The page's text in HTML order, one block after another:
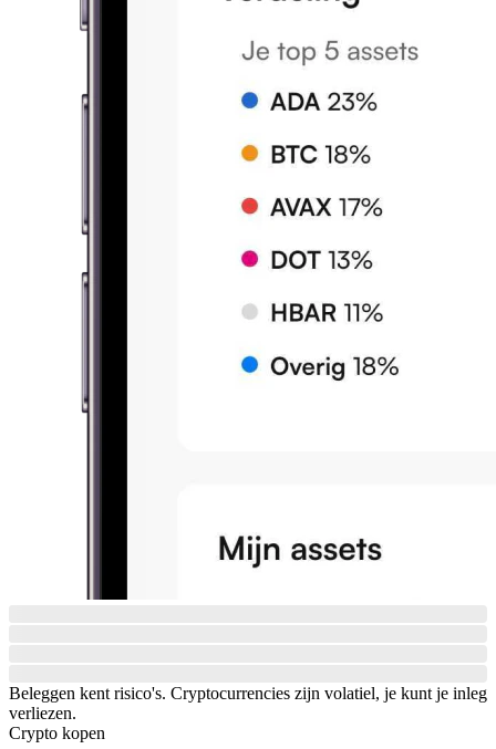
Beleggen kent risico's. Cryptocurrencies zijn volatiel, je kunt je inleg
verliezen.
Crypto kopen